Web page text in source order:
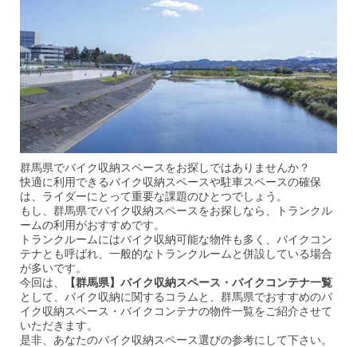
群馬県でバイク収納スペースをお探しではありませんか？
快適に利用できるバイク収納スペースや駐車スペースの確保
は、ライダーにとって重要な課題のひとつでしょう。
もし、群馬県でバイク収納スペースをお探しなら、トランクル
ームの利用がおすすめです。
トランクルームにはバイク収納可能な物件も多く、バイクコン
テナとも呼ばれ、一般的なトランクルームと併設している場合
が多いです。
今回は、
【群馬県】バイク収納スペース・バイクコンテナ一覧
として、バイク収納に関するコラムと、群馬県でおすすめのバ
イク収納スペース・バイクコンテナの物件一覧をご紹介させて
いただきます。
是非、あなたのバイク収納スペース選びの参考にして下さい。